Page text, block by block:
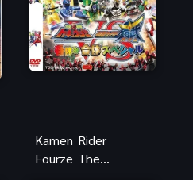
Kamen Rider
Fourze The